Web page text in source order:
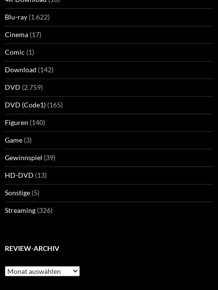
Blu-ray (1.622)
Cinema (17)
Comic (1)
Download (142)
DVD (2.759)
DVD (Code1) (165)
Figuren (140)
Game (3)
Gewinnspiel (39)
HD-DVD (13)
Sonstige (5)
Streaming (326)
REVIEW-ARCHIV
Review-
Archiv